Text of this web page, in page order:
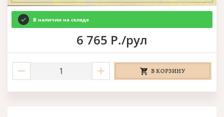
В наличии на складе
6 765 Р./рул
В КОРЗИНУ